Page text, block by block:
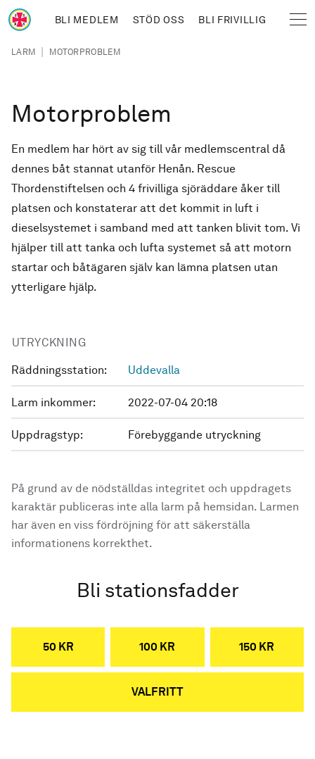
Hoppa till huvudinnehåll
BLI MEDLEM STÖD OSS BLI FRIVILLIG
Länkstig
LARM | MOTORPROBLEM
Motorproblem
En medlem har hört av sig till vår medlemscentral då
dennes båt stannat utanför Henån. Rescue
Thordenstiftelsen och 4 frivilliga sjöräddare åker till
platsen och konstaterar att det kommit in luft i
dieselsystemet i samband med att tanken blivit tom. Vi
hjälper till att tanka och lufta systemet så att motorn
startar och båtägaren själv kan lämna platsen utan
ytterligare hjälp.
UTRYCKNING
Räddningsstation: Uddevalla
Larm inkommer: 2022-07-04 20:18
Uppdragstyp: Förebyggande utryckning
På grund av de nödställdas integritet och uppdragets
karaktär publiceras inte alla larm på hemsidan. Larmen
har även en viss fördröjning för att säkerställa
informationens korrekthet.
Bli stationsfadder
50 KR 100 KR 150 KR
VALFRITT